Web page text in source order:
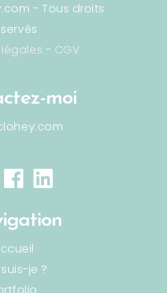
- Tous droits
- CGV
moi
je ?